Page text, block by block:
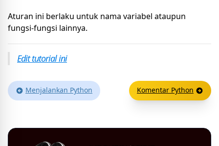
Aturan ini berlaku untuk nama variabel ataupun
fungsi-fungsi lainnya.
Edit tutorial ini
Menjalankan Python Komentar Python